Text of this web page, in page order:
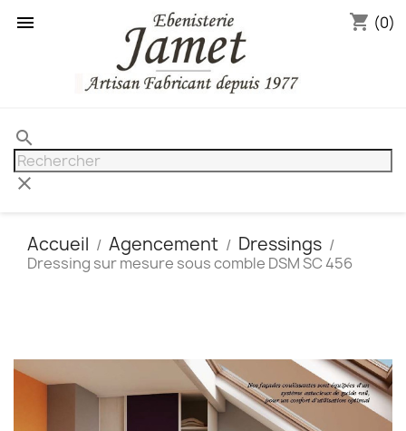
 shopping_cart (0)
search
clear
Accueil Agencement Dressings
Dressing sur mesure sous comble DSM SC 456